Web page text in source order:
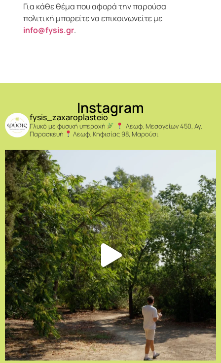
Για κάθε θέμα που αφορά την παρούσα
πολιτική μπορείτε να επικοινωνείτε με
info@fysis.gr.
Instagram
fysis_zaxaroplasteio
Γλυκό με φυσική υπεροχή
Λεωφ. Μεσογείων 450, Αγ.
Παρασκευή
Λεωφ. Κηφισίας 98, Μαρούσι